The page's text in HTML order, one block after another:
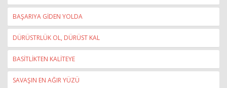
BAŞARIYA GİDEN YOLDA
DÜRÜSTRLÜK OL, DÜRÜST KAL
BASİTLİKTEN KALİTEYE
SAVAŞIN EN AĞIR YÜZÜ